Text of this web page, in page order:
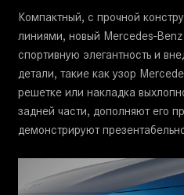
Компактный, с прочной
линиями, новый Mercedes-Benz
спортивную элегантность и
детали, такие как узор
решетке или накладка
задней части, дополняют его
демонстрируют